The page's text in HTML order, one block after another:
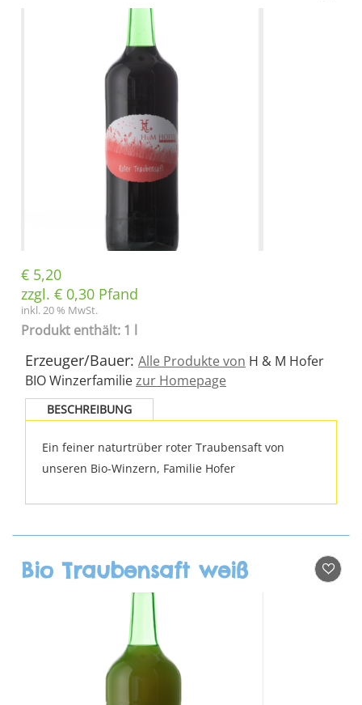
€ 5,20
zzgl. € 0,30 Pfand
inkl. 20 % MwSt.
Produkt enthält: 1 l
Erzeuger/Bauer: Alle Produkte von H & M Hofer
BIO Winzerfamiliezur Homepage
BESCHREIBUNG
Ein feiner naturtrüber roter Traubensaft von
unseren Bio-Winzern, Familie Hofer
Bio Traubensaft weiß